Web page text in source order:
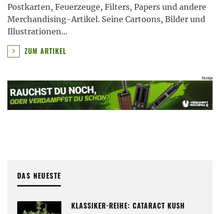
Postkarten, Feuerzeuge, Filters, Papers und andere
Merchandising-Artikel. Seine Cartoons, Bilder und
Illustrationen...
ZUM ARTIKEL
DAS NEUESTE
KLASSIKER-REIHE: CATARACT KUSH